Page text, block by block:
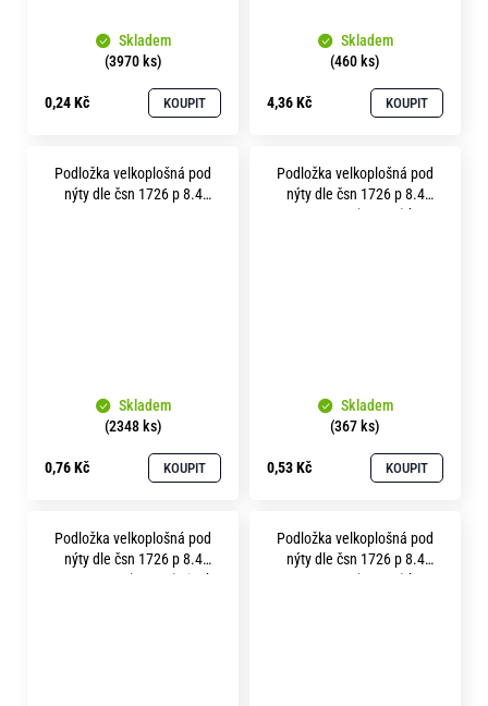
Skladem
(3970 ks)
0,24 Kč KOUPIT
Skladem
(460 ks)
4,36 Kč KOUPIT
Podložka velkoplošná pod
nýty dle čsn 1726 p 8.4
Skladem
(2348 ks)
0,76 Kč KOUPIT
Podložka velkoplošná pod
nýty dle čsn 1726 p 8.4
pevnost 3.6 (100HV) bez
Skladem
(367 ks)
0,53 Kč KOUPIT
Podložka velkoplošná pod
nýty dle čsn 1726 p 8.4
pevnost 3.6 (100HV) zinek
Podložka velkoplošná pod
nýty dle čsn 1726 p 8.4
pevnost 3.6 (100HV) bez